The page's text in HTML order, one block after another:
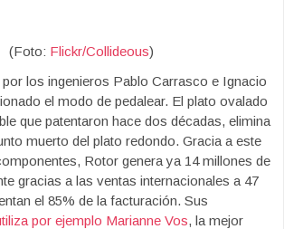
(Foto: Flickr/Collideous)
los ingenieros Pablo Carrasco e Ignacio
el modo de pedalear. El plato ovalado
que patentaron hace dos décadas, elimina
muerto del plato redondo. Gracia a este
Rotor genera ya 14 millones de
gracias a las ventas internacionales a 47
el 85% de la facturación. Sus
por ejemplo Marianne Vos, la mejor